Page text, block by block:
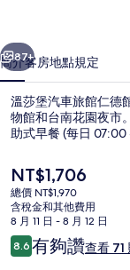
仁
德
館
的
相
片
集
個 下一個
87+
簡介客房地點規定
溫莎堡汽車旅館仁德
物館和台南花園夜市
助式早餐 (每日 07:00
目
前
的
價
格
是
NT$1,706
總價 NT$1,970
含稅金和其他費用
8 月 11 日 - 8 月 12 日
評
論
8.68.6 分，滿分 10 分，
有夠讚查看 71